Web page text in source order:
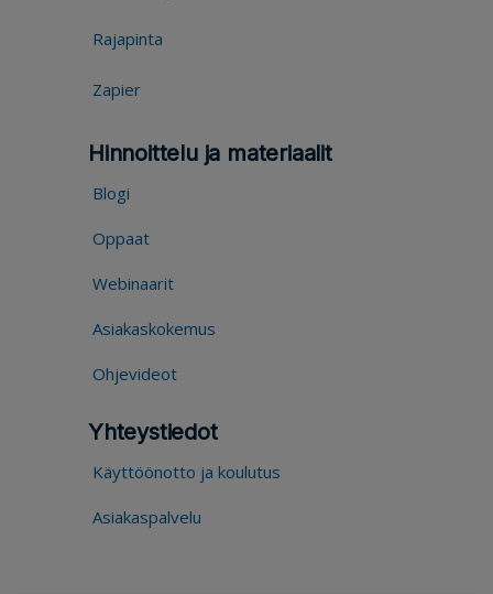
Rajapinta
Zapier
Hinnoittelu ja materiaalit
Blogi
Oppaat
Webinaarit
Asiakaskokemus
Ohjevideot
Yhteystiedot
Käyttöönotto ja koulutus
Asiakaspalvelu